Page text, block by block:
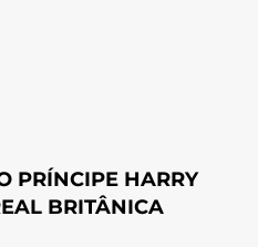
PRÍNCIPE HARRY
BRITÂNICA